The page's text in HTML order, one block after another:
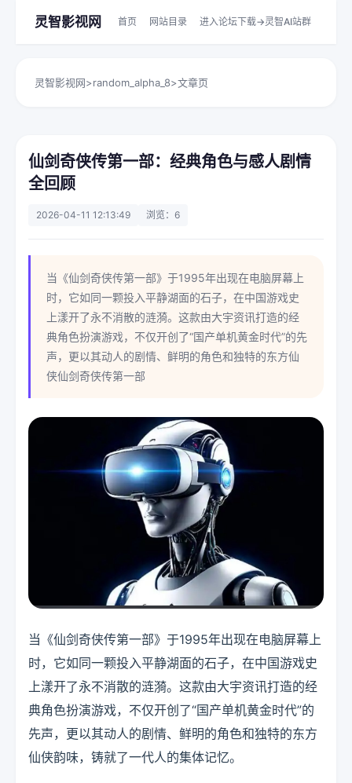
灵智影视网 首页 网站目录 进入论坛下载->灵智AI站群
灵智影视网>random_alpha_8>文章页
仙剑奇侠传第一部：经典角色与感人剧情
全回顾
2026-04-11 12:13:49 浏览：6
当《仙剑奇侠传第一部》于1995年出现在电脑屏幕上
时，它如同一颗投入平静湖面的石子，在中国游戏史
上漾开了永不消散的涟漪。这款由大宇资讯打造的经
典角色扮演游戏，不仅开创了“国产单机黄金时代”的先
声，更以其动人的剧情、鲜明的角色和独特的东方仙
侠仙剑奇侠传第一部
当《仙剑奇侠传第一部》于1995年出现在电脑屏幕上
时，它如同一颗投入平静湖面的石子，在中国游戏史
上漾开了永不消散的涟漪。这款由大宇资讯打造的经
典角色扮演游戏，不仅开创了“国产单机黄金时代”的
先声，更以其动人的剧情、鲜明的角色和独特的东方
仙侠韵味，铸就了一代人的集体记忆。